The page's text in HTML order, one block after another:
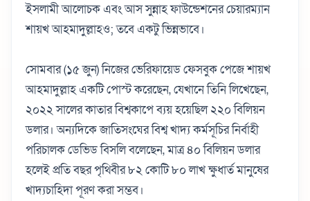
ইসলামী আলোচক এবং আস সুন্নাহ ফাউন্ডেশনের চেয়ারম্যান
শায়খ আহমাদুল্লাহও; তবে একটু ভিন্নভাবে।
সোমবার (১৫ জুন) নিজের ভেরিফায়েড ফেসবুক পেজে শায়খ
আহমাদুল্লাহ একটি পোস্ট করেছেন, যেখানে তিনি লিখেছেন,
২০২২ সালের কাতার বিশ্বকাপে ব্যয় হয়েছিল ২২০ বিলিয়ন
ডলার। অন্যদিকে জাতিসংঘের বিশ্ব খাদ্য কর্মসূচির নির্বাহী
পরিচালক ডেভিড বিসলি বলেছেন, মাত্র ৪০ বিলিয়ন ডলার
হলেই প্রতি বছর পৃথিবীর ৮২ কোটি ৮০ লাখ ক্ষুধার্ত মানুষের
খাদ্যচাহিদা পূরণ করা সম্ভব।